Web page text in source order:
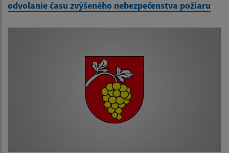
odvolanie času zvýšeného nebezpečenstva požiaru